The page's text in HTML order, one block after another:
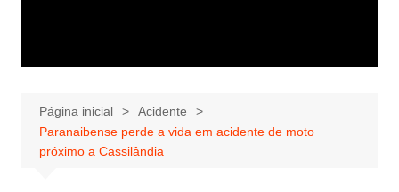
Página inicial
Acidente
Paranaibense perde a vida em acidente de moto
próximo a Cassilândia